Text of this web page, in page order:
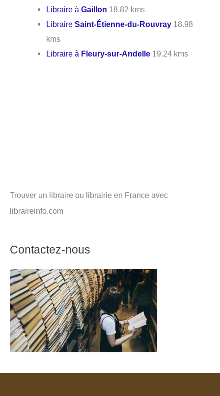
Libraire àGaillon 18.82 kms
LibraireSaint-Étienne-du-Rouvray 18.98
kms
Libraire à Fleury-sur-Andelle 19.24 kms
Trouver un libraire ou librairie en France avec
libraireinfo.com
Contactez-nous